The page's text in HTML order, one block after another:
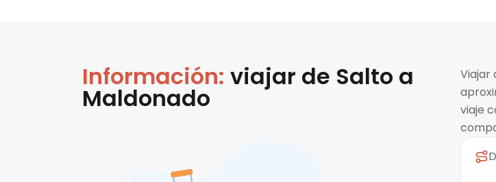
Información: viajar de Salto a
Maldonado
Viajar
viaje